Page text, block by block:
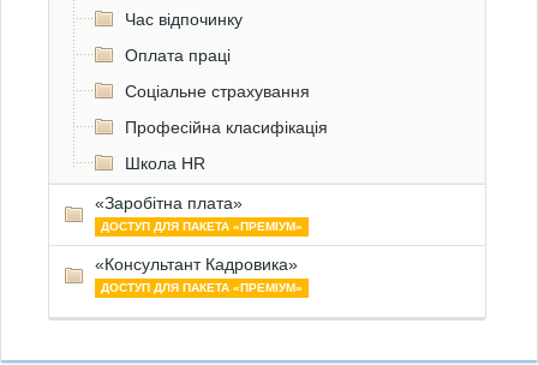
Час відпочинку
Оплата праці
Соціальне страхування
Професійна класифікація
Школа HR
«Заробітна плата»
ДОСТУП ДЛЯ ПАКЕТА «ПРЕМІУМ»
«Консультант Кадровика»
ДОСТУП ДЛЯ ПАКЕТА «ПРЕМІУМ»